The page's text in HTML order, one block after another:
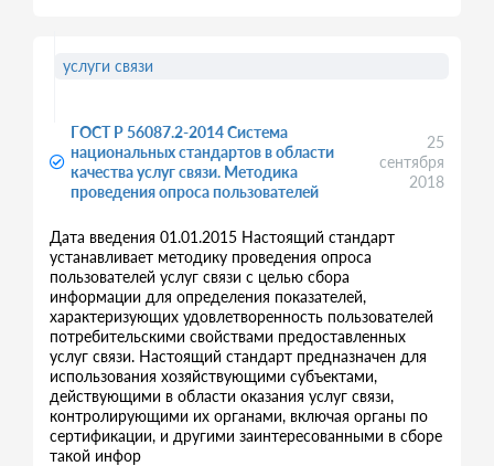
ГОСТ Р 56087.2-2014 Система
национальных стандартов в области
качества услуг связи. Методика
проведения опроса пользователей
25
сентября
2018
Дата введения 01.01.2015 Настоящий стандарт
устанавливает методику проведения опроса
пользователей услуг связи с целью сбора
информации для определения показателей,
характеризующих удовлетворенность пользователей
потребительскими свойствами предоставленных
услуг связи. Настоящий стандарт предназначен для
использования хозяйствующими субъектами,
действующими в области оказания услуг связи,
контролирующими их органами, включая органы по
сертификации, и другими заинтересованными в сборе
такой инфор
услуги связи